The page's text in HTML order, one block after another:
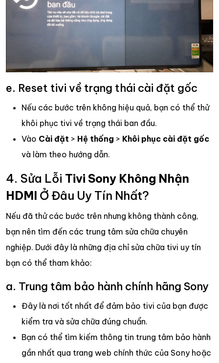
e. Reset tivi về trạng thái cài đặt gốc
Nếu các bước trên không hiệu quả, bạn có thể thử
khôi phục tivi về trạng thái ban đầu.
Vào Cài đặt > Hệ thống > Khôi phục cài đặt gốc
và làm theo hướng dẫn.
4. Sửa Lỗi Tivi Sony Không Nhận
HDMI Ở Đâu Uy Tín Nhất?
Nếu đã thử các bước trên nhưng không thành công,
bạn nên tìm đến các trung tâm sửa chữa chuyên
nghiệp. Dưới đây là những địa chỉ sửa chữa tivi uy tín
bạn có thể tham khảo:
a. Trung tâm bảo hành chính hãng Sony
Đây là nơi tốt nhất để đảm bảo tivi của bạn được
kiểm tra và sửa chữa đúng chuẩn.
Bạn có thể tìm kiếm thông tin trung tâm bảo hành
gần nhất qua trang web chính thức của Sony hoặc